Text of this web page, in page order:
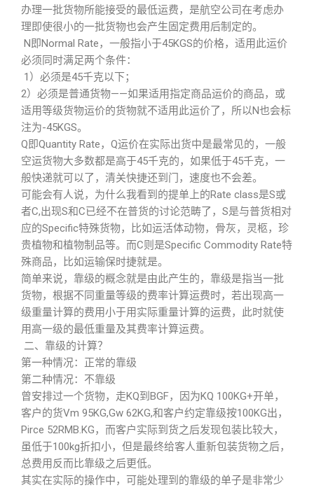
办理一批货物所能接受的最低运费，是航空公司在考虑办
理即使很小的一批货物也会产生固定费用后制定的。
N即Normal Rate，一般指小于45KGS的价格，适用此运价
必须同时满足两个条件：
1）必须是45千克以下；
2）必须是普通货物——如果适用指定商品运价的商品，或
适用等级货物运价的货物就不适用此运价了，所以N也会标
注为-45KGS。
Q即Quantity Rate，Q运价在实际出货中是最常见的，一般
空运货物大多数都是高于45千克的，如果低于45千克，一
般快递就可以了，清关快捷还到门，速度也不会差。
可能会有人说，为什么我看到的提单上的Rate class是S或
者C,出现S和C已经不在普货的讨论范畴了，S是与普货相对
应的Specific特殊货物，比如运活体动物，骨灰，灵柩，珍
贵植物和植物制品等。而C则是Specific Commodity Rate特
殊商品，比如运输保时捷就是。
简单来说，靠级的概念就是由此产生的，靠级是指当一批
货物，根据不同重量等级的费率计算运费时，若出现高一
级重量计算的费用小于用实际重量计算的运费，此时就使
用高一级的最低重量及其费率计算运费。
二、靠级的计算？
第一种情况：正常的靠级
第二种情况：不靠级
曾安排过一个货物，走KQ到BGF，因为KQ 100KG+开单，
客户的货Vm 95KG,Gw 62KG,和客户约定靠级按100KG出，
Pirce 52RMB.KG，而客户实际到货之后发现包装比较大，
虽低于100kg折扣小，但是最终给客人重新包装货物之后，
总费用反而比靠级之后更低。
其实在实际的操作中，可能处理到的靠级的单子是非常少